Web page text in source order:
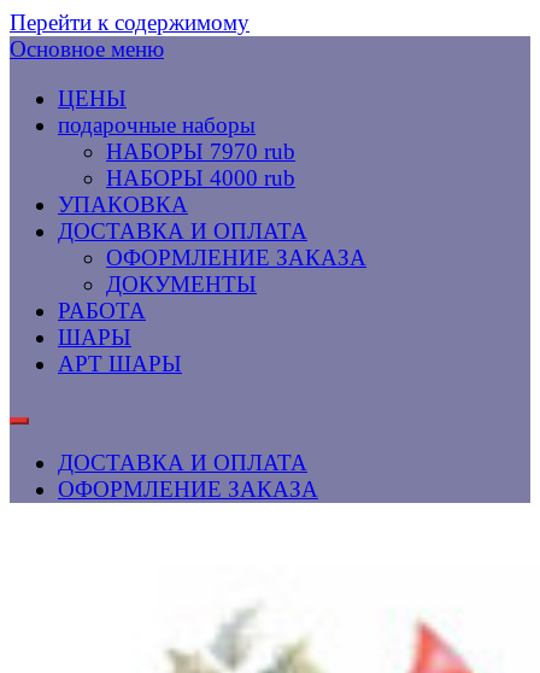
Перейти к содержимому
Основное меню
ЦЕНЫ
подарочные наборы
НАБОРЫ 7970 rub
НАБОРЫ 4000 rub
УПАКОВКА
ДОСТАВКА И ОПЛАТА
ОФОРМЛЕНИЕ ЗАКАЗА
ДОКУМЕНТЫ
РАБОТА
ШАРЫ
АРТ ШАРЫ
ДОСТАВКА И ОПЛАТА
ОФОРМЛЕНИЕ ЗАКАЗА